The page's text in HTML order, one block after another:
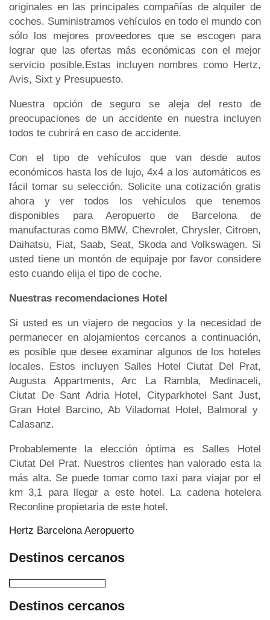
originales en las principales compañías de alquiler de
coches. Suministramos vehículos en todo el mundo con
sólo los mejores proveedores que se escogen para
lograr que las ofertas más económicas con el mejor
servicio posible.Estas incluyen nombres como Hertz,
Avis, Sixt y Presupuesto.
Nuestra opción de seguro se aleja del resto de
preocupaciones de un accidente en nuestra incluyen
todos te cubrirá en caso de accidente.
Con el tipo de vehículos que van desde autos
económicos hasta los de lujo, 4x4 a los automáticos es
fácil tomar su selección. Solicite una cotización gratis
ahora y ver todos los vehículos que tenemos
disponibles para Aeropuerto de Barcelona de
manufacturas como BMW, Chevrolet, Chrysler, Citroen,
Daihatsu, Fiat, Saab, Seat, Skoda and Volkswagen. Si
usted tiene un montón de equipaje por favor considere
esto cuando elija el tipo de coche.
Nuestras recomendaciones Hotel
Si usted es un viajero de negocios y la necesidad de
permanecer en alojamientos cercanos a continuación,
es posible que desee examinar algunos de los hoteles
locales. Estos incluyen Salles Hotel Ciutat Del Prat,
Augusta Appartments, Arc La Rambla, Medinaceli,
Ciutat De Sant Adria Hotel, Cityparkhotel Sant Just,
Gran Hotel Barcino, Ab Viladomat Hotel, Balmoral y
Calasanz.
Probablemente la elección óptima es Salles Hotel
Ciutat Del Prat. Nuestros clientes han valorado esta la
más alta. Se puede tomar como taxi para viajar por el
km 3,1 para llegar a este hotel. La cadena hotelera
Reconline propietaria de este hotel.
Hertz Barcelona Aeropuerto
Destinos cercanos
Destinos cercanos